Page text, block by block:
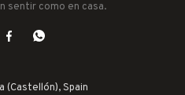
sentir como en casa.
(Castellón), Spain